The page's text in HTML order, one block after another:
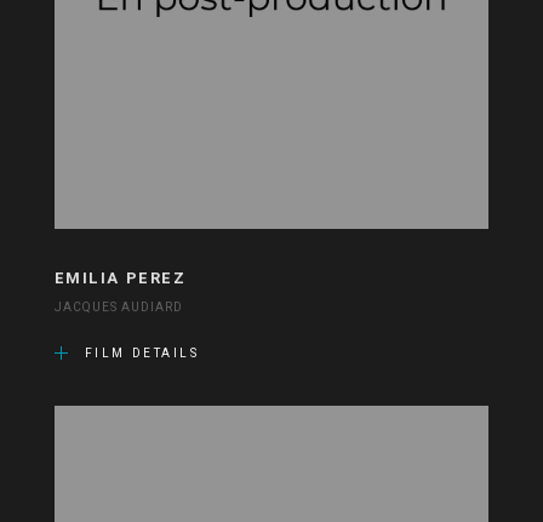
EMILIA PEREZ
JACQUES AUDIARD
FILM DETAILS